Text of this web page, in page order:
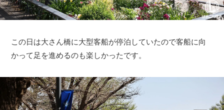
この日は大さん橋に大型客船が停泊していたので客船に向
かって足を進めるのも楽しかったです。